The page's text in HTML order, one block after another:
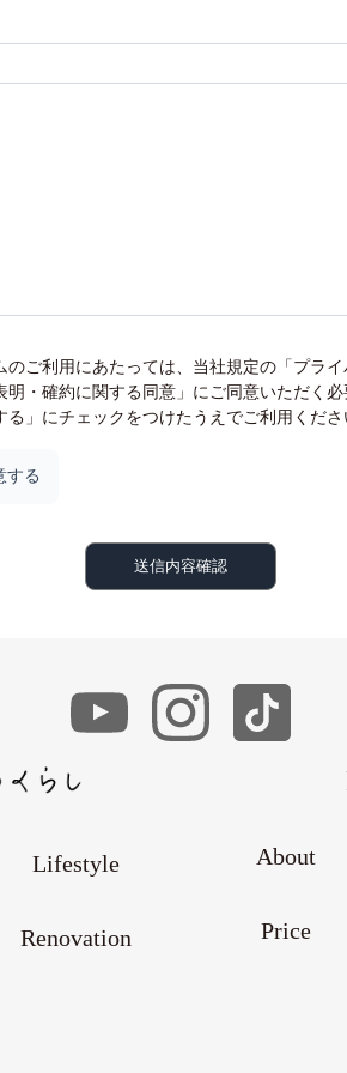
のご利用にあたっては、当社規定の「 プラ
明・確約に関する同意 」にご同意いただく
る」にチェックをつけたうえでご利用くださ
する
送信内容確認
Lifestyle
Renovation
About
Price